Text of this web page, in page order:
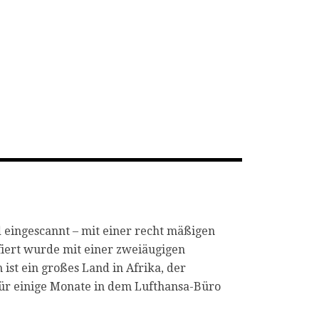
– mit einer recht mäßigen
wurde mit einer zweiäugigen
ist ein großes Land in Afrika, der
einige Monate in dem Lufthansa-Büro